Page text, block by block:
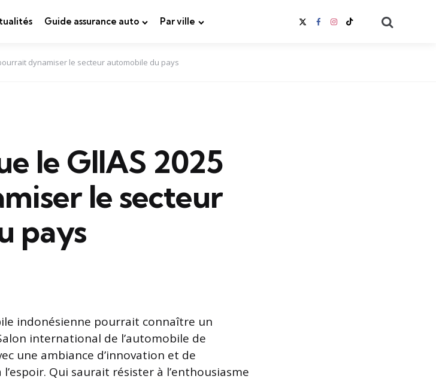
Guide assurance auto Par ville
dynamiser le secteur automobile du pays
le GIIAS 2025
le secteur
pays
indonésienne pourrait connaître un
international de l’automobile de
une ambiance d’innovation et de
Qui saurait résister à l’enthousiasme